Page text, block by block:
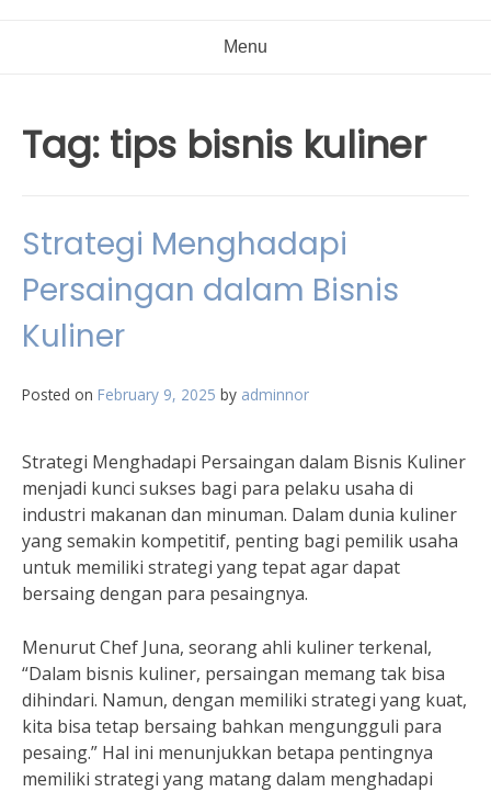
Menu
Tag: tips bisnis kuliner
Strategi Menghadapi
Persaingan dalam Bisnis
Kuliner
Posted on February 9, 2025 by adminnor
Strategi Menghadapi Persaingan dalam Bisnis Kuliner
menjadi kunci sukses bagi para pelaku usaha di
industri makanan dan minuman. Dalam dunia kuliner
yang semakin kompetitif, penting bagi pemilik usaha
untuk memiliki strategi yang tepat agar dapat
bersaing dengan para pesaingnya.
Menurut Chef Juna, seorang ahli kuliner terkenal,
“Dalam bisnis kuliner, persaingan memang tak bisa
dihindari. Namun, dengan memiliki strategi yang kuat,
kita bisa tetap bersaing bahkan mengungguli para
pesaing.” Hal ini menunjukkan betapa pentingnya
memiliki strategi yang matang dalam menghadapi